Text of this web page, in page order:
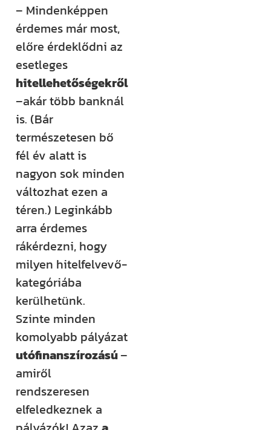
– Mindenképpen
érdemes már most,
előre érdeklődni az
esetleges
hitellehetőségekről
–akár több banknál
is. (Bár
természetesen bő
fél év alatt is
nagyon sok minden
változhat ezen a
téren.) Leginkább
arra érdemes
rákérdezni, hogy
milyen hitelfelvevő-
kategóriába
kerülhetünk.
Szinte minden
komolyabb pályázat
utófinanszírozású–
amiről
rendszeresen
elfeledkeznek a